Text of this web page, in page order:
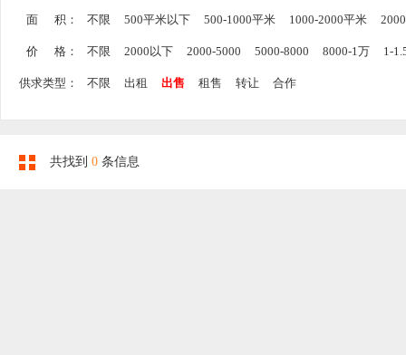
面 积： 不限 500平米以下 500-1000平米 1000-2000平米
价 格： 不限 2000以下 2000-5000 5000-8000 8000-1万 1-
供求类型： 不限 出租 出售 租售 转让 合作
共找到 0 条信息